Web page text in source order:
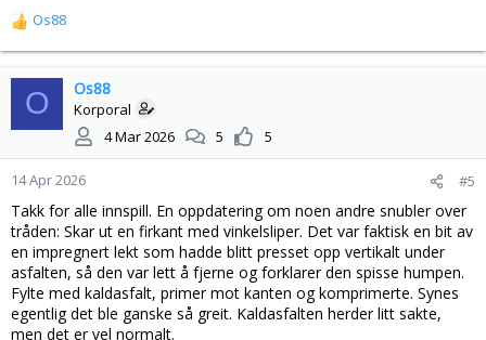
R
e
n
e
r
:
Os88
O Os88
Korporal
4 Mar 2026
5 5
14 Apr 2026 #5
Takk for alle innspill. En oppdatering om noen andre snubler over
tråden: Skar ut en firkant med vinkelsliper. Det var faktisk en bit av
en impregnert lekt som hadde blitt presset opp vertikalt under
asfalten, så den var lett å fjerne og forklarer den spisse humpen.
Fylte med kaldasfalt, primer mot kanten og komprimerte. Synes
egentlig det ble ganske så greit. Kaldasfalten herder litt sakte,
men det er vel normalt.